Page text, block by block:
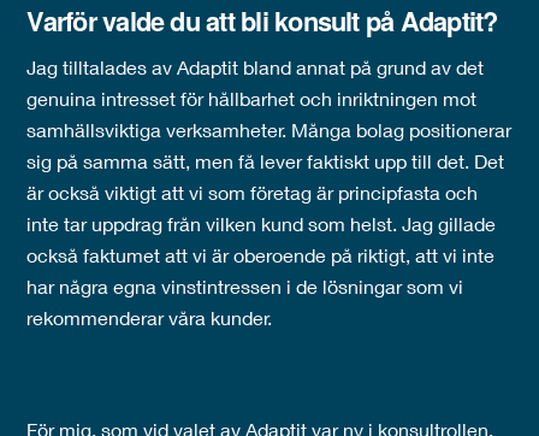
Varför valde du att bli konsult påAdaptit?
Jag tilltalades av Adaptit bland annat på grund av det
genuina intresset för hållbarhet och inriktningen mot
samhällsviktiga verksamheter. Många bolag positionerar
sig på samma sätt, men få lever faktiskt upp till det. Det
är också viktigt att vi som företag är principfasta och
inte tar uppdrag från vilken kund som helst. Jag gillade
också faktumet att vi är oberoende på riktigt, att vi inte
har några egna vinstintressen i de lösningar som vi
rekommenderar våra kunder.
För mig, som vid valet av Adaptit var ny i konsultrollen,